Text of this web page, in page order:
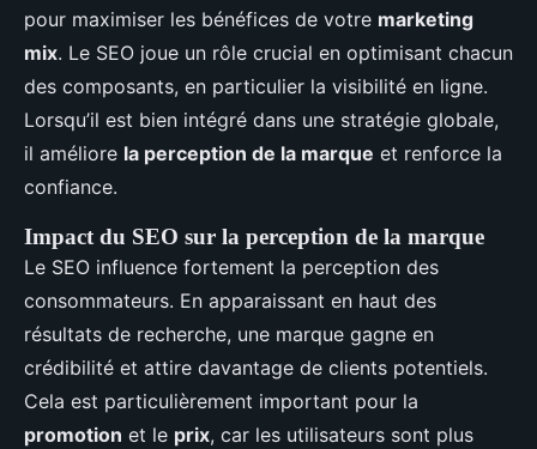
pour maximiser les bénéfices de votre marketing
mix. Le SEO joue un rôle crucial en optimisant chacun
des composants, en particulier la visibilité en ligne.
Lorsqu’il est bien intégré dans une stratégie globale,
il améliore la perception de la marque et renforce la
confiance.
Impact du SEO sur la perception de la marque
Le SEO influence fortement la perception des
consommateurs. En apparaissant en haut des
résultats de recherche, une marque gagne en
crédibilité et attire davantage de clients potentiels.
Cela est particulièrement important pour la
promotion et le prix, car les utilisateurs sont plus